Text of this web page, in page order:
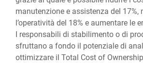
manutenzione e assistenza del 17%,
l’operatività del 18% e aumentare le
I responsabili di stabilimento o di
sfruttano a fondo il potenziale di
ottimizzare il Total Cost of